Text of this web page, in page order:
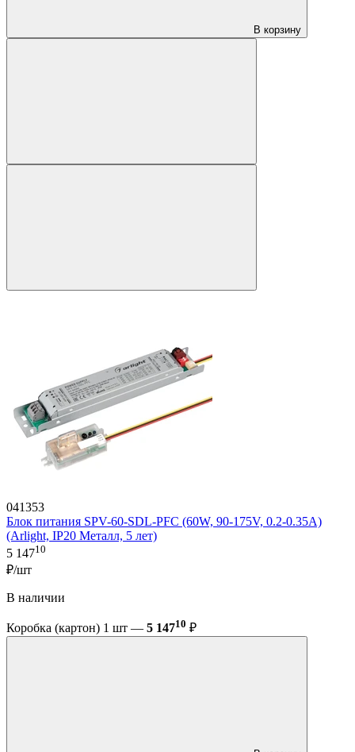
В корзину
041353
Блок питания SPV-60-SDL-PFC (60W, 90-175V, 0.2-0.35A)
(Arlight, IP20 Металл, 5 лет)
5 14710
₽/шт
В наличии
Коробка (картон) 1 шт — 5 14710 ₽